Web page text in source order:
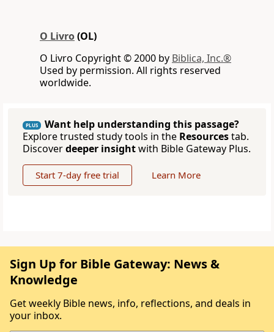
O Livro(OL)
O Livro Copyright © 2000 by Biblica, Inc.®
Used by permission. All rights reserved
worldwide.
PLUS
Want help understanding this passage?
Explore trusted study tools in the Resourcestab.
Discoverdeeper insightwith Bible Gateway Plus.
Start 7-day free trial Learn More
Sign Up for Bible Gateway: News &
Knowledge
Get weekly Bible news, info, reflections, and deals in
your inbox.